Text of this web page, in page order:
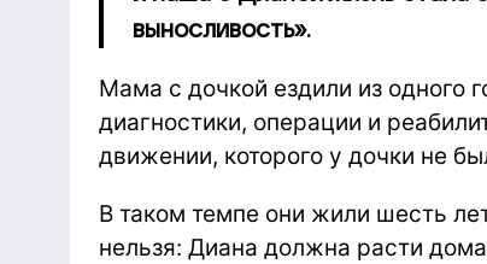
выносливость».
Мама с дочкой ездили из одного
диагностики, операции и
движении, которого у дочки не
В таком темпе они жили шесть
нельзя: Диана должна расти